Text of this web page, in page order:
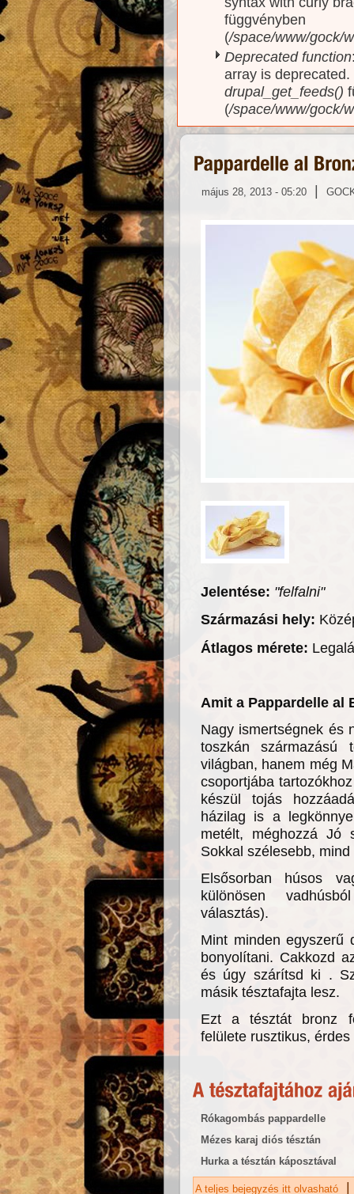
függvényben
(/space/www/gock/
Deprecated function
array is
drupal_get_feeds()
(/space/www/gock/
május 28, 2013 - 05:20 |
Jelentése: "felfalni"
Származási hely:
Átlagos mérete:
Amit a Pappardelle al
Nagy ismertségnek és
toszkán
világban, hanem még
csoportjába
készül tojás
házilag is a
metélt, méghozzá Jó
Sokkal szélesebb,
Elsősorban húsos
különösen
választás).
Mint minden egyszerű
bonyolítani. Cakkozd
és úgy szárítsd ki .
másik tésztafajta lesz.
Ezt a tésztát bronz
felülete rusztikus,
Rókagombás pappardelle
Mézes karaj diós tésztán
Hurka a tésztán káposztával
A teljes bejegyzés itt olvasható |